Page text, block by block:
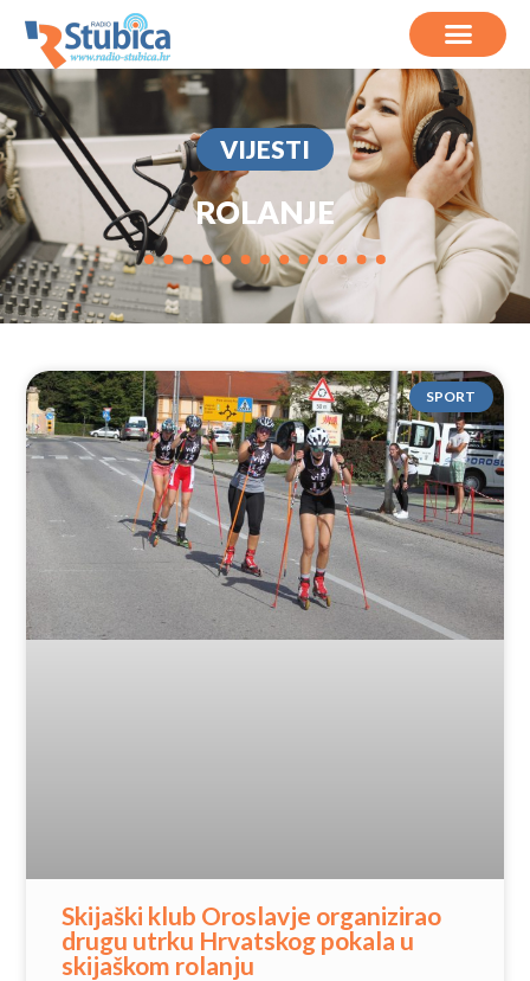
VIJESTI
ROLANJE
SPORT
Skijaški klub Oroslavje organizirao
drugu utrku Hrvatskog pokala u
skijaškom rolanju